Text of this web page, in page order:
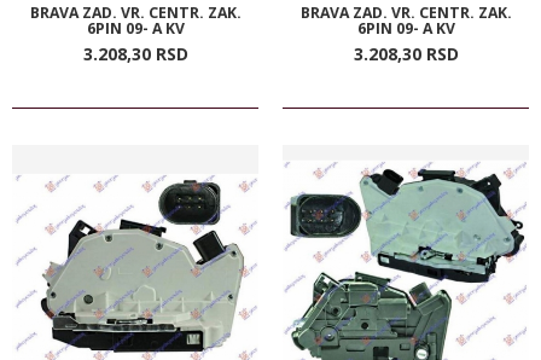
BRAVA ZAD. VR. CENTR. ZAK.
6PIN 09- A KV
3.208,30 RSD
BRAVA ZAD. VR. CENTR. ZAK.
6PIN 09- A KV
3.208,30 RSD